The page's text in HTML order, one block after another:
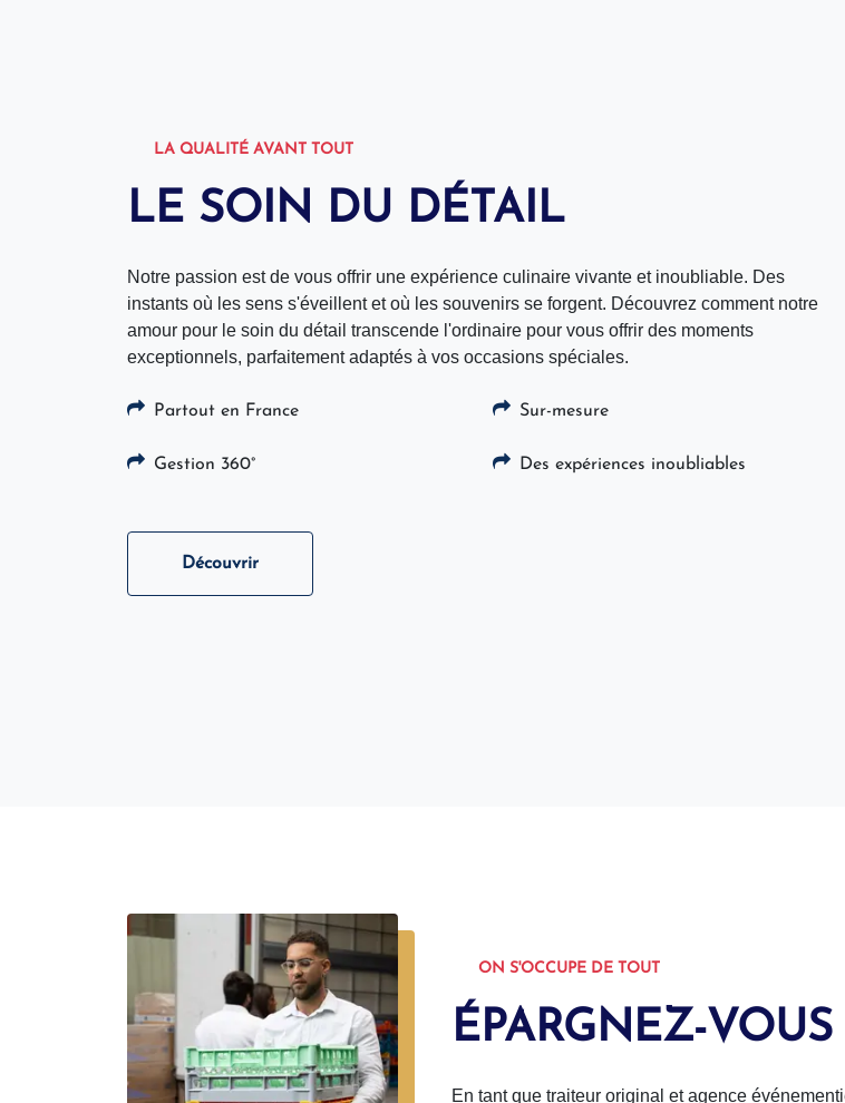
LA QUALITÉ AVANT TOUT
LE SOIN DU DÉTAIL
Notre passion est de vous offrir une expérience culinaire vivante et inoubliable. Des
instants où les sens s'éveillent et où les souvenirs se forgent. Découvrez comment notre
amour pour le soin du détail transcende l'ordinaire pour vous offrir des moments
exceptionnels, parfaitement adaptés à vos occasions spéciales.
Partout en France Sur-mesure
Gestion 360° Des expériences inoubliables
Découvrir
ON S'OCCUPE DE TOUT
ÉPARGNEZ-VOUS
En tant que traiteur original et agence